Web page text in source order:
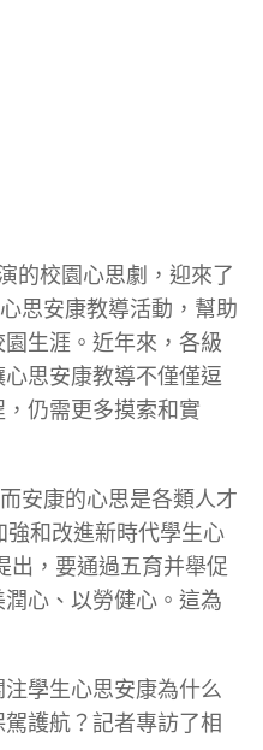
的校園心思劇，迎來了
思安康教導活動，幫助
生涯。近年來，各級
思安康教導不僅僅逗
仍需更多摸索和實
安康的心思是各類人才
強和改進新時代學生心
出，要通過五育并舉促
心、以勞健心。這為
學生心思安康為什么
護航？記者專訪了相